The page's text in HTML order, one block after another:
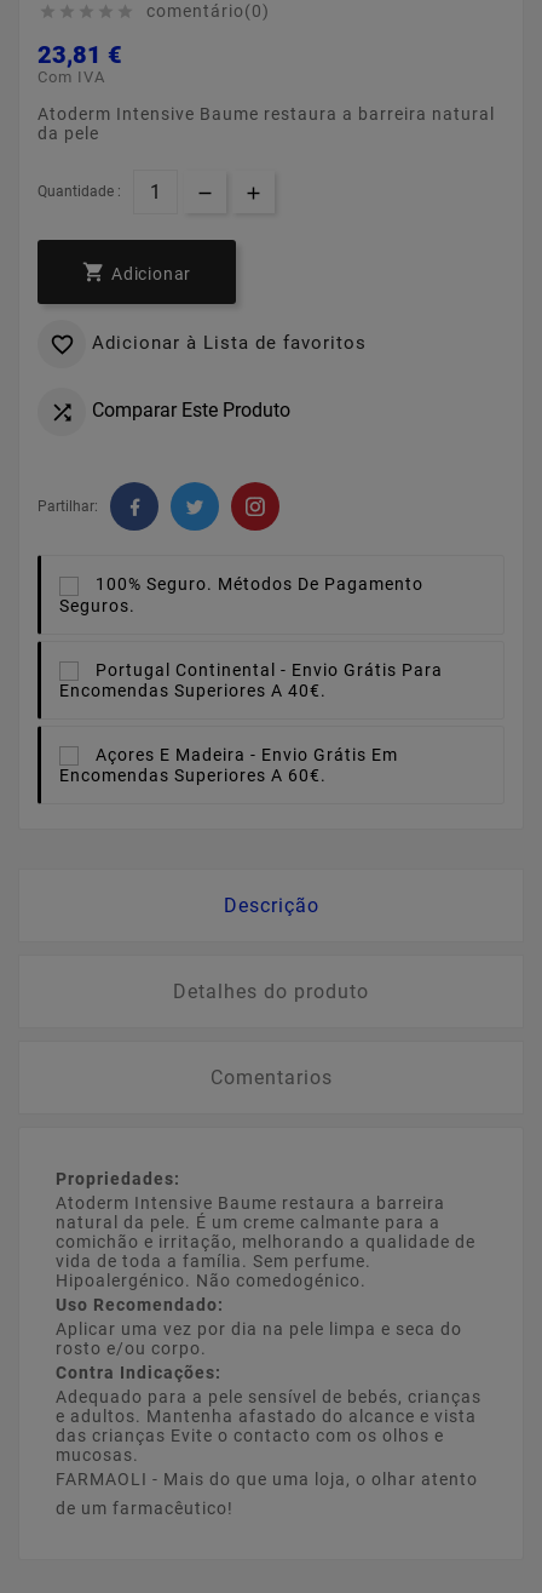
     comentário(0)
23,81 €
Com IVA
Atoderm Intensive Baume restaura a barreira natural
da pele
Quantidade :
 Adicionar
 Adicionar à Lista de favoritos
 Comparar Este Produto
Partilhar:
100% Seguro. Métodos De Pagamento
Seguros.
Portugal Continental - Envio Grátis Para
Encomendas Superiores A 40€.
Açores E Madeira - Envio Grátis Em
Encomendas Superiores A 60€.
Descrição
Detalhes do produto
Comentarios
Propriedades:
Atoderm Intensive Baume restaura a barreira
natural da pele. É um creme calmante para a
comichão e irritação, melhorando a qualidade de
vida de toda a família. Sem perfume.
Hipoalergénico. Não comedogénico.
Uso Recomendado:
Aplicar uma vez por dia na pele limpa e seca do
rosto e/ou corpo.
Contra Indicações:
Adequado para a pele sensível de bebés, crianças
e adultos. Mantenha afastado do alcance e vista
das crianças Evite o contacto com os olhos e
mucosas.
FARMAOLI - Mais do que uma loja, o olhar atento
de um farmacêutico!